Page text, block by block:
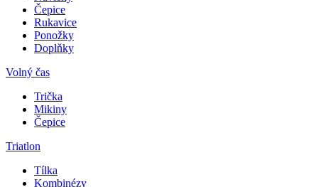
Čepice
Rukavice
Ponožky
Doplňky
Volný čas
Trička
Mikiny
Čepice
Triatlon
Tílka
Kombinézy